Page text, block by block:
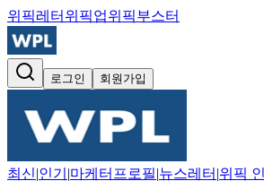
위픽레터 위픽업위픽부스터
로그인 회원가입
최신|인기 |마케터프로필|뉴스레터 |위픽